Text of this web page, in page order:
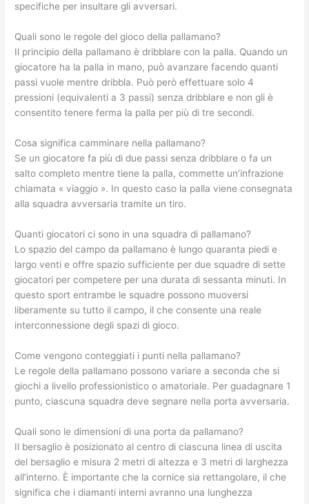
specifiche per insultare gli avversari.
Quali sono le regole del gioco della pallamano?
Il principio della pallamano è dribblare con la palla. Quando un
giocatore ha la palla in mano, può avanzare facendo quanti
passi vuole mentre dribbla. Può però effettuare solo 4
pressioni (equivalenti a 3 passi) senza dribblare e non gli è
consentito tenere ferma la palla per più di tre secondi.
Cosa significa camminare nella pallamano?
Se un giocatore fa più di due passi senza dribblare o fa un
salto completo mentre tiene la palla, commette un’infrazione
chiamata « viaggio ». In questo caso la palla viene consegnata
alla squadra avversaria tramite un tiro.
Quanti giocatori ci sono in una squadra di pallamano?
Lo spazio del campo da pallamano è lungo quaranta piedi e
largo venti e offre spazio sufficiente per due squadre di sette
giocatori per competere per una durata di sessanta minuti. In
questo sport entrambe le squadre possono muoversi
liberamente su tutto il campo, il che consente una reale
interconnessione degli spazi di gioco.
Come vengono conteggiati i punti nella pallamano?
Le regole della pallamano possono variare a seconda che si
giochi a livello professionistico o amatoriale. Per guadagnare 1
punto, ciascuna squadra deve segnare nella porta avversaria.
Quali sono le dimensioni di una porta da pallamano?
Il bersaglio è posizionato al centro di ciascuna linea di uscita
del bersaglio e misura 2 metri di altezza e 3 metri di larghezza
all’interno. È importante che la cornice sia rettangolare, il che
significa che i diamanti interni avranno una lunghezza